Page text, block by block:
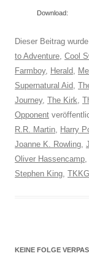
Download:
Dieser Beitrag
to Adventure, Cool
Farmboy, Herald,
Supernatural Aid,
Journey, The Kirk,
Opponent
R.R. Martin, Harry
Joanne K. Rowling,
Oliver Hassencamp,
Stephen King, TKKG
KEINE FOLGE